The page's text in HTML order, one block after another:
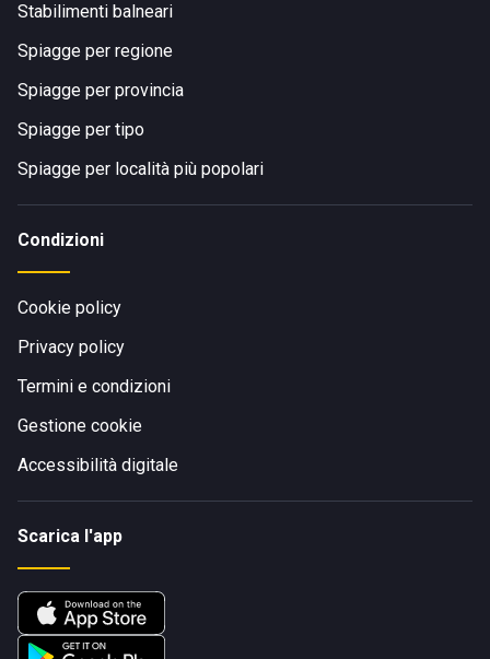
Stabilimenti balneari
Spiagge per regione
Spiagge per provincia
Spiagge per tipo
Spiagge per località più popolari
Condizioni
Cookie policy
Privacy policy
Termini e condizioni
Gestione cookie
Accessibilità digitale
Scarica l'app